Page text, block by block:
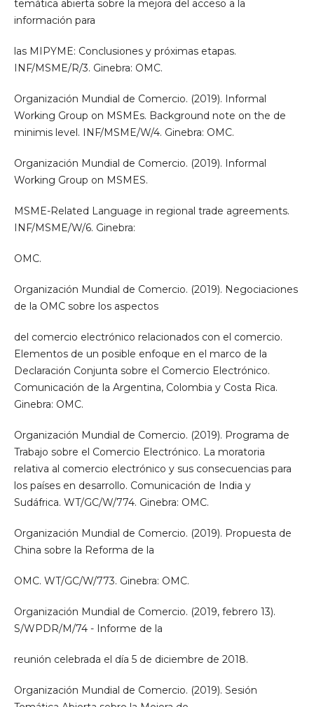
temática abierta sobre la mejora del acceso a la
información para
las MIPYME: Conclusiones y próximas etapas.
INF/MSME/R/3. Ginebra: OMC.
Organización Mundial de Comercio. (2019). Informal
Working Group on MSMEs. Background note on the de
minimis level. INF/MSME/W/4. Ginebra: OMC.
Organización Mundial de Comercio. (2019). Informal
Working Group on MSMES.
MSME-Related Language in regional trade agreements.
INF/MSME/W/6. Ginebra:
OMC.
Organización Mundial de Comercio. (2019). Negociaciones
de la OMC sobre los aspectos
del comercio electrónico relacionados con el comercio.
Elementos de un posible enfoque en el marco de la
Declaración Conjunta sobre el Comercio Electrónico.
Comunicación de la Argentina, Colombia y Costa Rica.
Ginebra: OMC.
Organización Mundial de Comercio. (2019). Programa de
Trabajo sobre el Comercio Electrónico. La moratoria
relativa al comercio electrónico y sus consecuencias para
los países en desarrollo. Comunicación de India y
Sudáfrica. WT/GC/W/774. Ginebra: OMC.
Organización Mundial de Comercio. (2019). Propuesta de
China sobre la Reforma de la
OMC. WT/GC/W/773. Ginebra: OMC.
Organización Mundial de Comercio. (2019, febrero 13).
S/WPDR/M/74 - Informe de la
reunión celebrada el día 5 de diciembre de 2018.
Organización Mundial de Comercio. (2019). Sesión